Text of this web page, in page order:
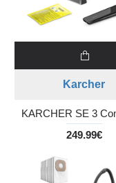
Karcher
249.99€